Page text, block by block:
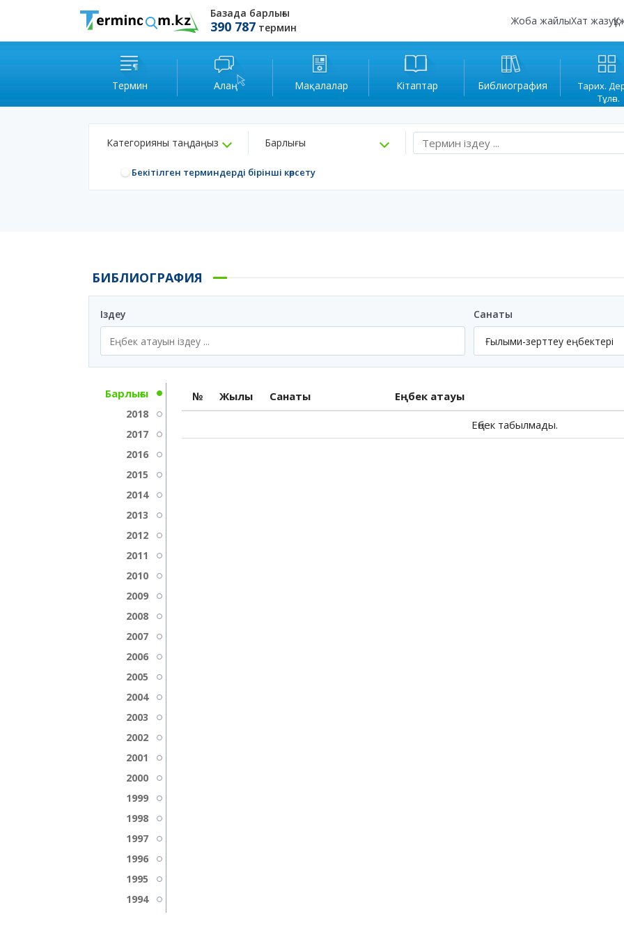
Базада барлығы
390 787 термин
Жоба жайлыХат жазу
Термин Алаң Мақалалар Кітаптар Библиография
Тарих.
Тұлға.
Категорияны таңдаңыз Барлығы
Бекітілген терминдерді бірінші көрсету
БИБЛИОГРАФИЯ
Іздеу
Санаты
Барлығы
2018
2017
2016
2015
2014
2013
2012
2011
2010
2009
2008
2007
2006
2005
2004
2003
2002
2001
2000
1999
1998
1997
1996
1995
1994
№ Жылы Санаты Еңбек атауы
Еңбек табылмады.